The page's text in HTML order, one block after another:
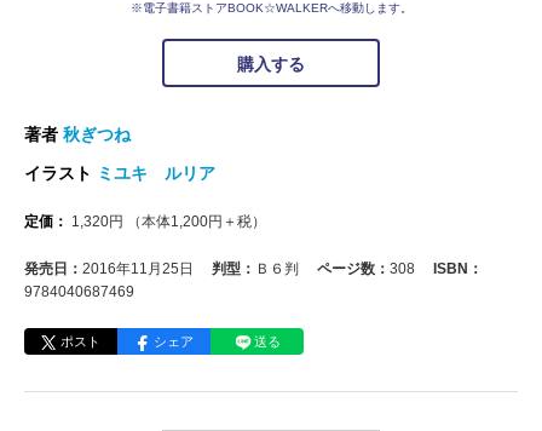
※電子書籍ストアBOOK☆WALKERへ移動します。
購入する
著者 秋ぎつね
イラスト ミユキ ルリア
定価： 1,320円 （本体1,200円＋税）
発売日： 2016年11月25日 判型： Ｂ６判 ページ数： 308
ISBN：
9784040687469
ポスト シェア 送る